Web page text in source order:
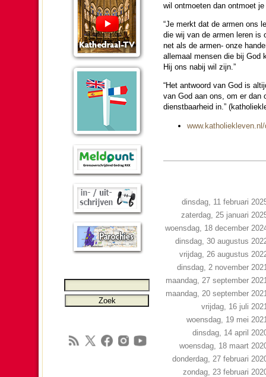
wil ont­moe­ten dan ontmoet
“Je merkt dat de armen ons
die wij van de armen leren is
net als de armen- onze
allemaal mensen die bij God
Hij ons nabij wil zijn.”
“Het ant­woord van God is
van God aan ons, om er dan
dienst­baar­heid in.”
dinsdag, 11 februari
zaterdag, 25 januari
woensdag, 18 december
dinsdag, 30 augustus
vrijdag, 26 augustus
dinsdag, 2 november
maandag, 27 september
maandag, 20 september
vrijdag, 16 juli
woensdag, 19 mei
dinsdag, 14 april
woensdag, 18 maart
donderdag, 27 februari
zondag, 23 februari